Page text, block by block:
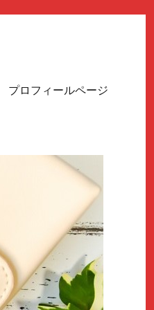
プロフィールページ